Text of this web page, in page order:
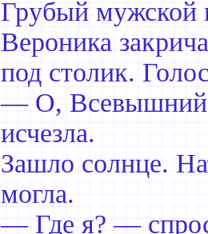
Грубый мужской
Вероника
под столик.
— О, Всевышний!
исчезла.
Зашло солнце.
могла.
— Где я? —